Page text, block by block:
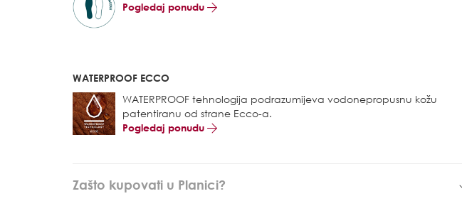
Pogledaj ponudu
WATERPROOF ECCO
WATERPROOF tehnologija podrazumijeva vodonepropusnu kožu
patentiranu od strane Ecco-a.
Pogledaj ponudu
Zašto kupovati u Planici?